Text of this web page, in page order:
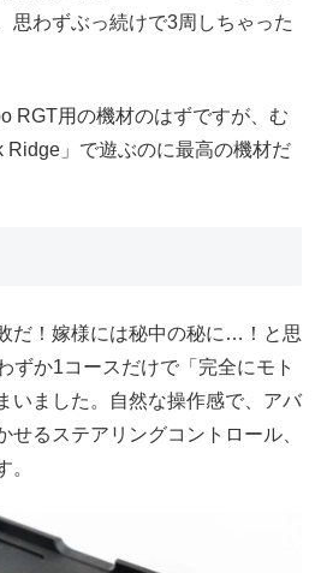
思わずぶっ続けで3周しちゃった
RGT用の機材のはずですが、む
Ridge」で遊ぶのに最高の機材だ
だ！嫁様には秘中の秘に…！と思
ずか1コースだけで「完全にモト
いました。自然な操作感で、アバ
せるステアリングコントロール、
。